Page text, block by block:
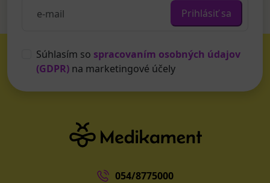
Prihlásiť sa
Súhlasím so spracovaním osobných údajov
(GDPR) na marketingové účely
054/8775000